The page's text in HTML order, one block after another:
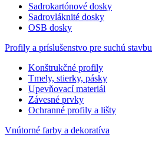
Sadrokartónové dosky
Sadrovláknité dosky
OSB dosky
Profily a príslušenstvo pre suchú stavbu
Konštrukčné profily
Tmely, stierky, pásky
Upevňovací materiál
Závesné prvky
Ochranné profily a lišty
Vnútorné farby a dekoratíva